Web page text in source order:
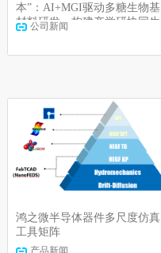
本”：AI+MGI驱动多糖生物基
材料研发，构建产学研协同生
公司新闻
鸿之微半导体器件多尺度仿真
工具矩阵
产品新闻